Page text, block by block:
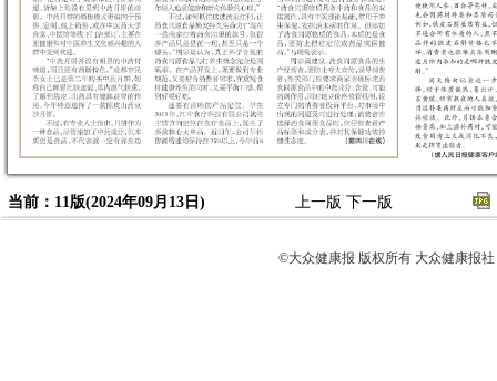
当前：11版(2024年09月13日) 上一版 下一版